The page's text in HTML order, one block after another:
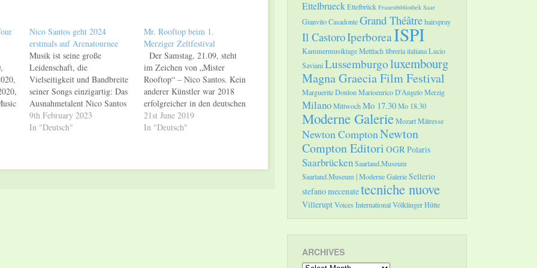
Nico Santos geht 2024
erstmals auf Arenatournee
Musik ist seine große
Leidenschaft, die
Vielseitigkeit und Bandbreite
seiner Songs einzigartig: Das
Ausnahmetalent Nico Santos
vermischt mit spielerischer
Leichtigkeit die Genres und
9th February 2023
In "Deutsch"
Mr. Rooftop beim 1.
Merziger Zeltfestival
Der Samstag, 21.09, steht
im Zeichen von „Mister
Rooftop“ – Nico Santos. Kein
anderer Künstler war 2018
erfolgreicher in den deutschen
Radiocharts. Mit "Safe",
"Rooftop" und der aktuellen
21st June 2019
In "Deutsch"
EttelbrueckEttelbrück Frauenbibliothek Saar
Gianvito CasadonteGrand Théâtrehairspray
Il CastoroIperboreaISPI
Kammermusiktage Mettlachlibreria italianaLucio
SavianiLussemburgoluxembourg
Magna Graecia Film Festival
Marguerite DonlonMarioenrico D'AngeloMerzig
MilanoMittwochMo 17.30Mo 18.30
Moderne GalerieMozartMätresse
Newton ComptonNewton
Compton Editori OGRPolaris
SaarbrückenSaarland.Museum
Saarland.Museum | Moderne GalerieSellerio
stefano mecenatetecniche nuove
VilleruptVoices InternationalVölklinger Hütte
ARCHIVES